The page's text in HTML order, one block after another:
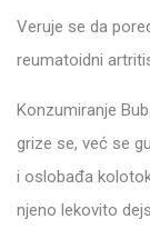
Veruje se da
reumatoidni
Konzumiranje
grize se, već se
i oslobađa
njeno lekovito